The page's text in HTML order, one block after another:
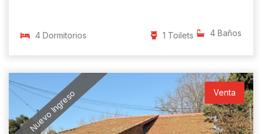
4 Dormitorios 4 Baños
1 Toilets
Nuevo Ingreso Venta